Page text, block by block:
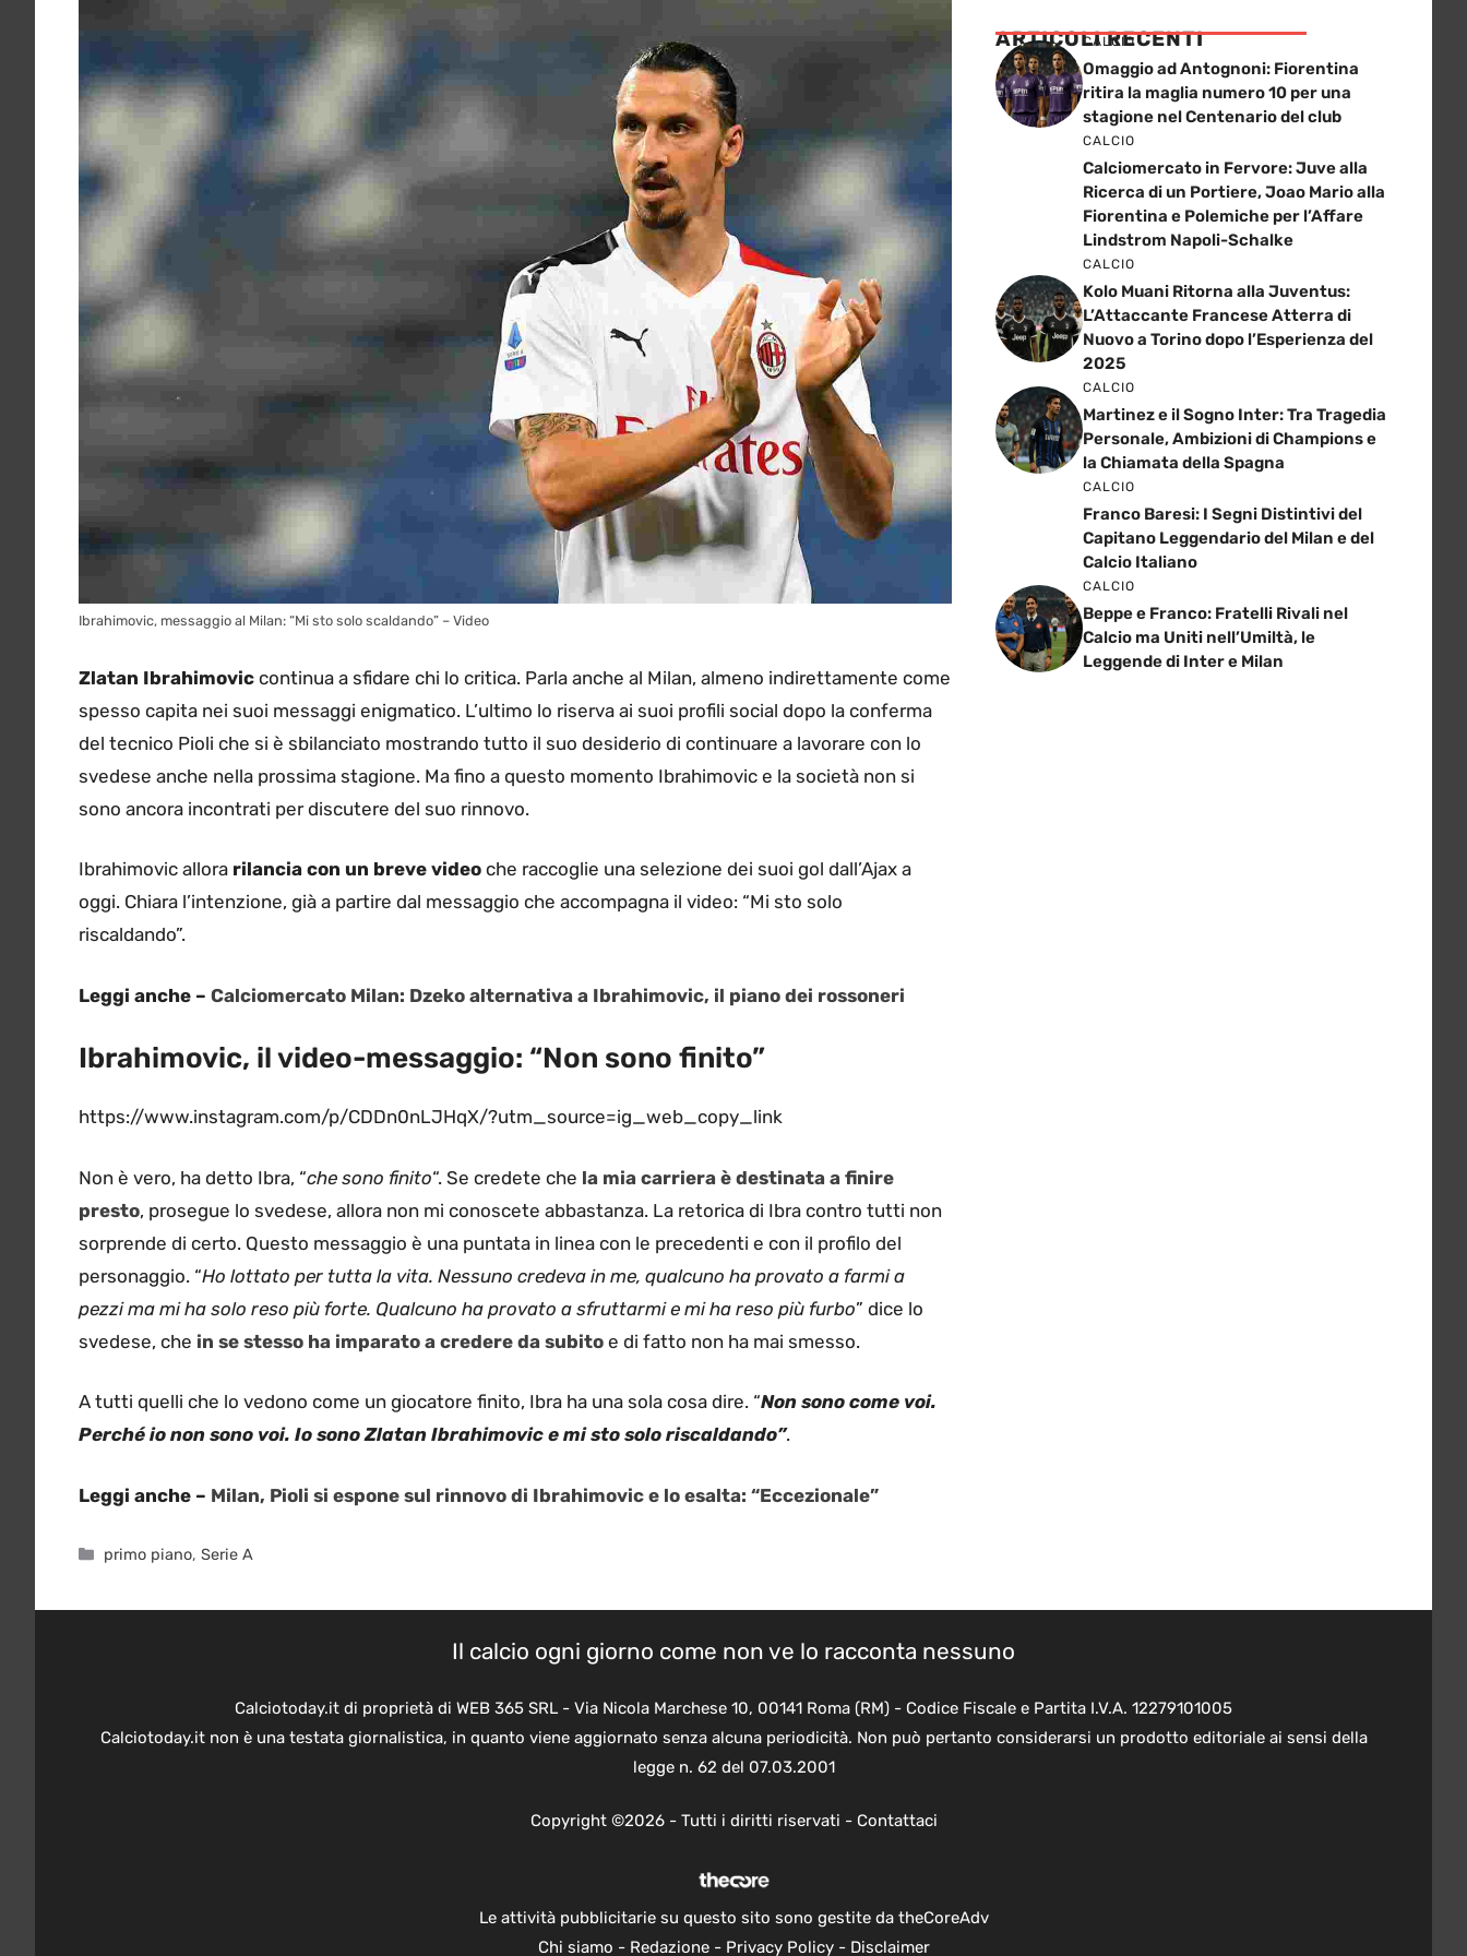
Ibrahimovic, messaggio al Milan: “Mi sto solo scaldando” – Video
Zlatan Ibrahimovic continua a sfidare chi lo critica. Parla anche al Milan, almeno indirettamente come
spesso capita nei suoi messaggi enigmatico. L’ultimo lo riserva ai suoi profili social dopo la conferma
del tecnico Pioli che si è sbilanciato mostrando tutto il suo desiderio di continuare a lavorare con lo
svedese anche nella prossima stagione. Ma fino a questo momento Ibrahimovic e la società non si
sono ancora incontrati per discutere del suo rinnovo.
Ibrahimovic allora rilancia con un breve video che raccoglie una selezione dei suoi gol dall’Ajax a
oggi. Chiara l’intenzione, già a partire dal messaggio che accompagna il video: “Mi sto solo
riscaldando”.
Leggi anche – Calciomercato Milan: Dzeko alternativa a Ibrahimovic, il piano dei rossoneri
Ibrahimovic, il video-messaggio: “Non sono finito”
https://www.instagram.com/p/CDDn0nLJHqX/?utm_source=ig_web_copy_link
Non è vero, ha detto Ibra, “che sono finito“. Se credete che la mia carriera è destinata a finire
presto, prosegue lo svedese, allora non mi conoscete abbastanza. La retorica di Ibra contro tutti non
sorprende di certo. Questo messaggio è una puntata in linea con le precedenti e con il profilo del
personaggio. “Ho lottato per tutta la vita. Nessuno credeva in me, qualcuno ha provato a farmi a
pezzi ma mi ha solo reso più forte. Qualcuno ha provato a sfruttarmi e mi ha reso più furbo” dice lo
svedese, che in se stesso ha imparato a credere da subito e di fatto non ha mai smesso.
A tutti quelli che lo vedono come un giocatore finito, Ibra ha una sola cosa dire. “Non sono come voi.
Perché io non sono voi. Io sono Zlatan Ibrahimovic e mi sto solo riscaldando”.
Leggi anche – Milan, Pioli si espone sul rinnovo di Ibrahimovic e lo esalta: “Eccezionale”
Categorie
primo piano,Serie A
ARTICOLI RECENTI
CALCIO
Omaggio ad Antognoni: Fiorentina
ritira la maglia numero 10 per una
stagione nel Centenario del club
CALCIO
Calciomercato in Fervore: Juve alla
Ricerca di un Portiere, Joao Mario alla
Fiorentina e Polemiche per l’Affare
Lindstrom Napoli-Schalke
CALCIO
Kolo Muani Ritorna alla Juventus:
L’Attaccante Francese Atterra di
Nuovo a Torino dopo l’Esperienza del
2025
CALCIO
Martinez e il Sogno Inter: Tra Tragedia
Personale, Ambizioni di Champions e
la Chiamata della Spagna
CALCIO
Franco Baresi: I Segni Distintivi del
Capitano Leggendario del Milan e del
Calcio Italiano
CALCIO
Beppe e Franco: Fratelli Rivali nel
Calcio ma Uniti nell’Umiltà, le
Leggende di Inter e Milan
Il calcio ogni giorno come non ve lo racconta nessuno
Calciotoday.it di proprietà di WEB 365 SRL - Via Nicola Marchese 10, 00141 Roma (RM) - Codice Fiscale e Partita I.V.A. 12279101005
Calciotoday.it non è una testata giornalistica, in quanto viene aggiornato senza alcuna periodicità. Non può pertanto considerarsi un prodotto editoriale ai sensi della
legge n. 62 del 07.03.2001
Copyright ©2026 - Tutti i diritti riservati - Contattaci
Le attività pubblicitarie su questo sito sono gestite da theCoreAdv
Chi siamo - Redazione- Privacy Policy- Disclaimer